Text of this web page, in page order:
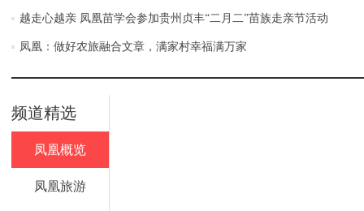
越走心越亲 凤凰苗学会参加贵州贞丰“二月二”苗族走亲节活动
凤凰：做好农旅融合文章，满家村幸福满万家
频道精选
凤凰概览
凤凰旅游